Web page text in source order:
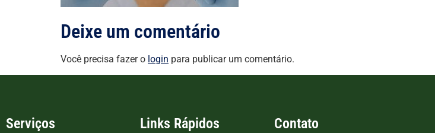
Deixe um comentário
Você precisa fazer o login para publicar um comentário.
Serviços Links Rápidos Contato